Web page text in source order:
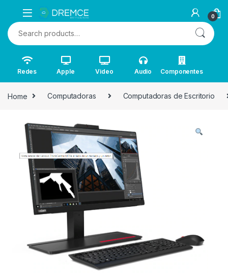
0
Search for:
Redes Apple Video Audio Componentes
Home Computadoras Computadoras de Escritorio